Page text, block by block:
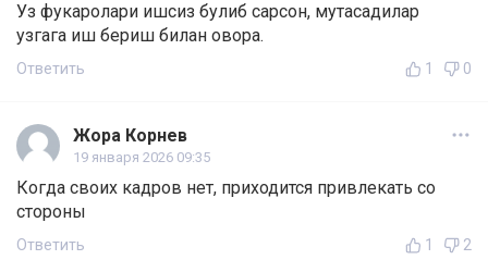
Уз фукаролари ишсиз булиб сарсон, мутасадилар
узгага иш бериш билан овора.
Ответить 1 0
Жора Корнев
19 января 2026 09:35
Когда своих кадров нет, приходится привлекать со
стороны
Ответить 1 2